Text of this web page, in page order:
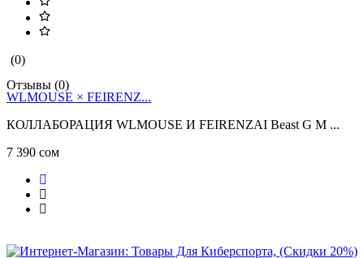
(0)
Отзывы (0)
WLMOUSE × FEIRENZ...
КОЛЛАБОРАЦИЯ WLMOUSE И FEIRENZAI Beast G M ...
7 390 сом